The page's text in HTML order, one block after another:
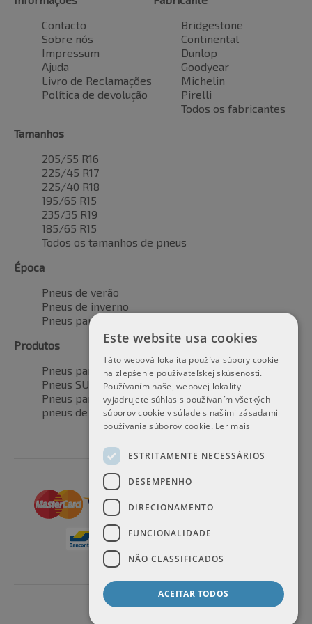
Contacto
Sobre nós
Impressum
Ajuda
Livro de Reclamações
Política de devolução
Bridgestone
Continental
Dunlop
Goodyear
Michelin
Pirelli
Todos os fabricantes
Tamanhos
205/55 R16
225/45 R17
225/40 R18
195/65 R15
235/35 R19
185/65 R15
Todos os tamanhos de pneus
Época
Pneus de verão
Pneus de inverno
Pneus para todas as estações
Produtos
Pneus para automóveis
Pneus SUV / 4x4
Pneus para veículos de transporte
pneus de motocicleta
Este website usa cookies
Táto webová lokalita používa súbory cookie
na zlepšenie používateľskej skúsenosti.
Používaním našej webovej lokality
vyjadrujete súhlas s používaním všetkých
súborov cookie v súlade s našimi zásadami
používania súborov cookie. Ler mais
ESTRITAMENTE NECESSÁRIOS
DESEMPENHO
DIRECIONAMENTO
FUNCIONALIDADE
NÃO CLASSIFICADOS
ACEITAR TODOS